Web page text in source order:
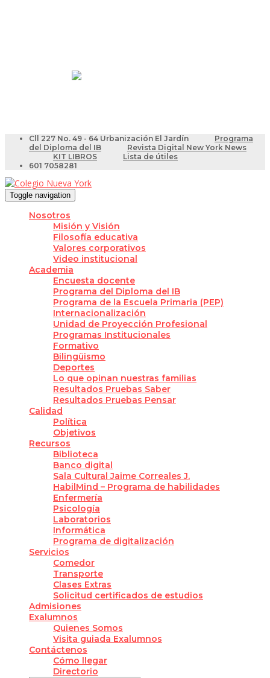
Cll 227 No. 49 - 64 Urbanización El Jardín
Programa
del Diploma del IB
Revista Digital New York News
KIT LIBROS
Lista de útiles
601 7058281
Toggle navigation
Nosotros
Misión y Visión
Filosofía educativa
Valores corporativos
Video institucional
Academia
Encuesta docente
Programa del Diploma del IB
Programa de la Escuela Primaria (PEP)
Internacionalización
Unidad de Proyección Profesional
Programas Institucionales
Formativo
Bilingüismo
Deportes
Lo que opinan nuestras familias
Resultados Pruebas Saber
Resultados Pruebas Pensar
Calidad
Política
Objetivos
Recursos
Biblioteca
Banco digital
Sala Cultural Jaime Correales J.
HabilMind – Programa de habilidades
Enfermería
Psicología
Laboratorios
Informática
Programa de digitalización
Servicios
Comedor
Transporte
Clases Extras
Solicitud certificados de estudios
Admisiones
Exalumnos
Quienes Somos
Visita guiada Exalumnos
Contáctenos
Cómo llegar
Directorio